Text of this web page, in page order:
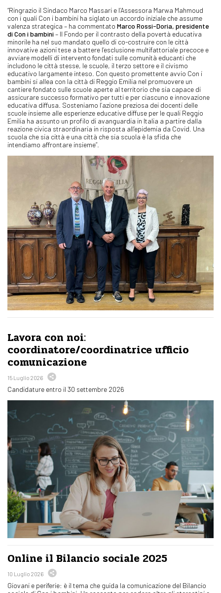
“Ringrazio il Sindaco Marco Massari e l’Assessora Marwa Mahmoud
con i quali Con i bambini ha siglato un accordo iniziale che assume
valenza strategica – ha commentato Marco Rossi-Doria, presidente
di Con i bambini– Il Fondo per il contrasto della povertà educativa
minorile ha nel suo mandato quello di co-costruire con le città
innovative azioni tese a battere l’esclusione multifattoriale precoce e
avviare modelli di intervento fondati sulle comunità educanti che
includono le città stesse, le scuole, il terzo settore e il civismo
educativo largamente inteso. Con questo promettente avvio Con i
bambini si allea con la città di Reggio Emilia nel promuovere un
cantiere fondato sulle scuole aperte al territorio che sia capace di
assicurare successo formativo per tutti e per ciascuno e innovazione
educativa diffusa. Sosteniamo l’azione preziosa dei docenti delle
scuole insieme alle esperienze educative diffuse per le quali Reggio
Emilia ha assunto un profilo di avanguardia in Italia a partire dalla
reazione civica straordinaria in risposta all’epidemia da Covid. Una
scuola che sia città e una città che sia scuola è la sfida che
intendiamo affrontare insieme”.
Lavora con noi:
coordinatore/coordinatrice ufficio
comunicazione
15 Luglio 2026
Candidature entro il 30 settembre 2026
Online il Bilancio sociale 2025
10 Luglio 2026
Giovani e periferie: è il tema che guida la comunicazione del Bilancio